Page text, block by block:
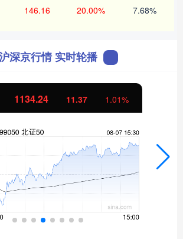
146.16 20.00% 7.68%
深京行情 实时轮播
1134.24 11.37 1.01%